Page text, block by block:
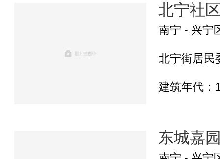
北宁社
南宁 - 兴宁
北宁街居民
建筑年代：
东城嘉